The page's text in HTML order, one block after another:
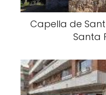
Capella de
Santa